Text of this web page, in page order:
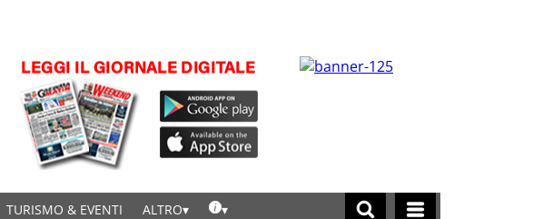
TURISMO & EVENTI ALTRO